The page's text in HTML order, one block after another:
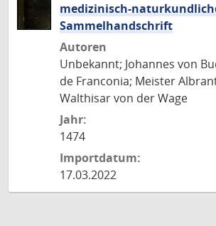
medizinisch-
Sammelhandschrift
Autoren
Unbekannt; Johannes von
de Franconia; Meister
Walthisar von der Wage
Jahr:
1474
Importdatum:
17.03.2022